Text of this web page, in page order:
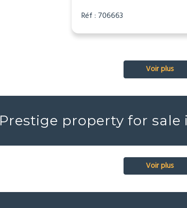
Réf : 706663
Voir plus
Prestige property for
Voir plus